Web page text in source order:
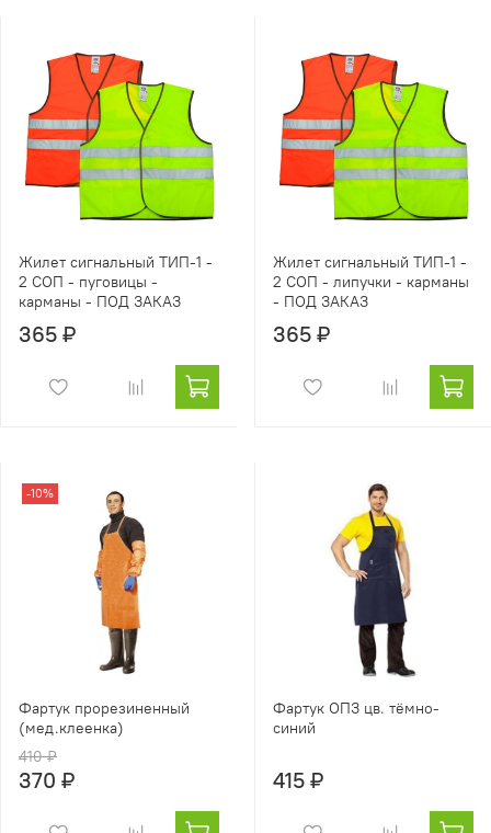
Жилет сигнальный ТИП-1 -
2 СОП - пуговицы -
карманы - ПОД ЗАКАЗ
365 ₽
Жилет сигнальный ТИП-1 -
2 СОП - липучки - карманы
- ПОД ЗАКАЗ
365 ₽
-10%
Фартук прорезиненный
(мед.клеенка)
410 ₽
370 ₽
Фартук ОПЗ цв. тёмно-
синий
415 ₽